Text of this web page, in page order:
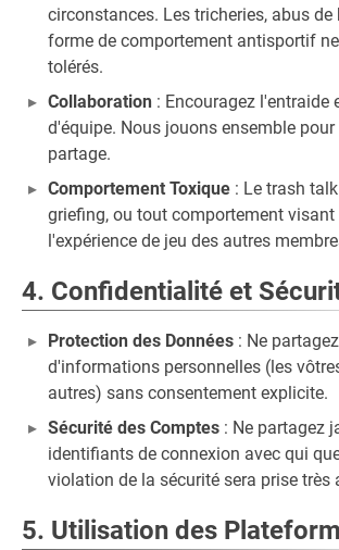
circonstances. Les tricheries, abus de
forme de comportement antisportif
tolérés.
Collaboration : Encouragez l'entraide
d'équipe. Nous jouons ensemble
partage.
Comportement Toxique : Le trash
griefing, ou tout comportement visant
l'expérience de jeu des autres
4. Confidentialité et
Protection des Données : Ne
d'informations personnelles (les
autres) sans consentement explicite.
Sécurité des Comptes : Ne partagez
identifiants de connexion avec qui
violation de la sécurité sera prise très
5. Utilisation des